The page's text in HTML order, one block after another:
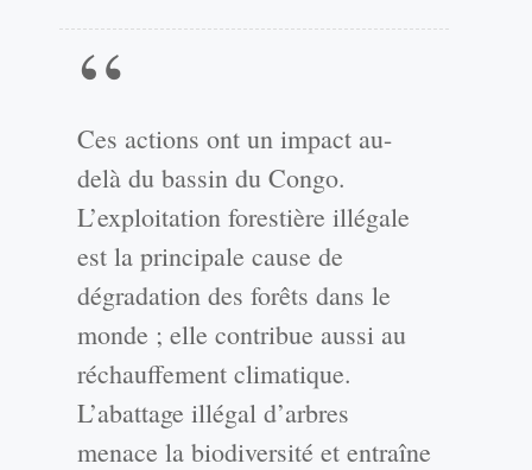
Ces actions ont un impact au-
delà du bassin du Congo.
L’exploitation forestière illégale
est la principale cause de
dégradation des forêts dans le
monde ; elle contribue aussi au
réchauffement climatique.
L’abattage illégal d’arbres
menace la biodiversité et entraîne